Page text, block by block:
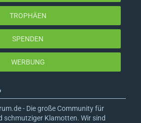
TROPHÄEN
SPENDEN
WERBUNG
- Die große Community für
schmutziger Klamotten. Wir sind